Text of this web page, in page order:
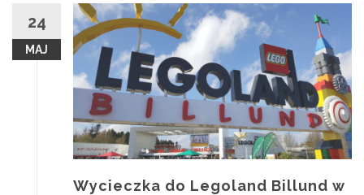
24
MAJ
Wycieczka do Legoland Billund w